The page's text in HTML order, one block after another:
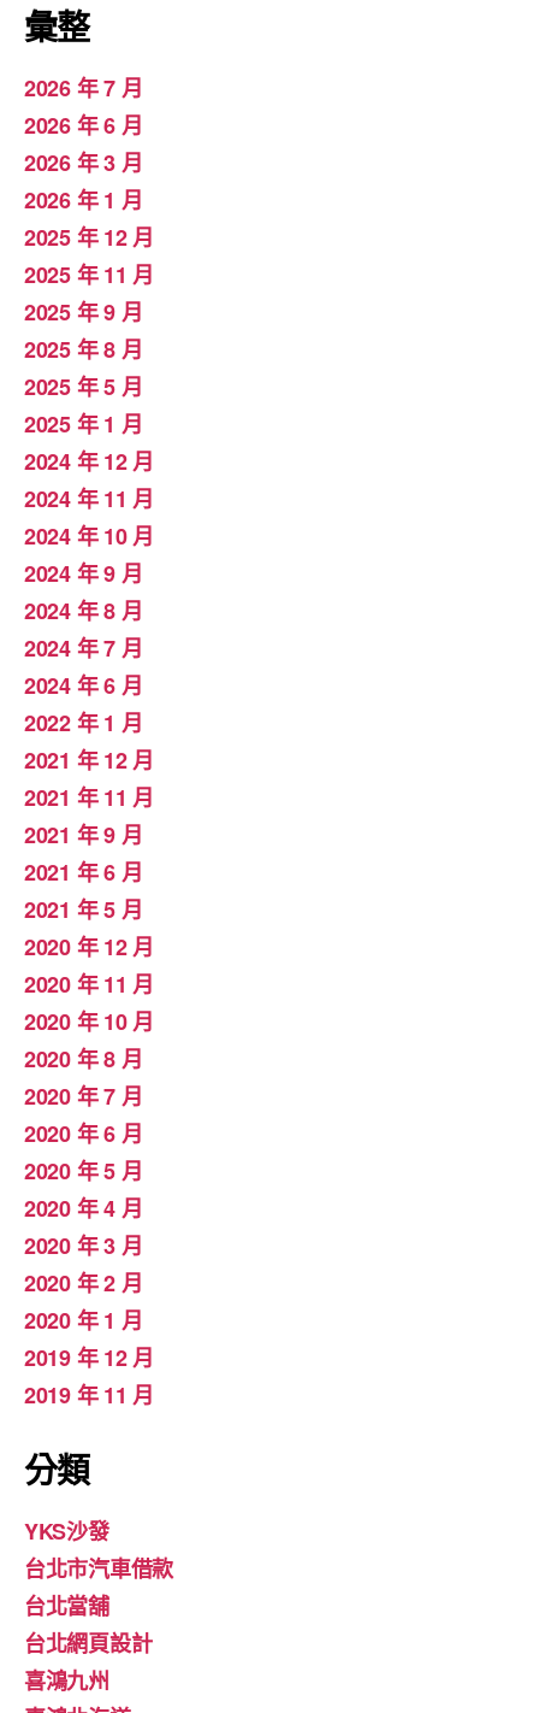
彙整
2026 年 7 月
2026 年 6 月
2026 年 3 月
2026 年 1 月
2025 年 12 月
2025 年 11 月
2025 年 9 月
2025 年 8 月
2025 年 5 月
2025 年 1 月
2024 年 12 月
2024 年 11 月
2024 年 10 月
2024 年 9 月
2024 年 8 月
2024 年 7 月
2024 年 6 月
2022 年 1 月
2021 年 12 月
2021 年 11 月
2021 年 9 月
2021 年 6 月
2021 年 5 月
2020 年 12 月
2020 年 11 月
2020 年 10 月
2020 年 8 月
2020 年 7 月
2020 年 6 月
2020 年 5 月
2020 年 4 月
2020 年 3 月
2020 年 2 月
2020 年 1 月
2019 年 12 月
2019 年 11 月
分類
YKS沙發
台北市汽車借款
台北當舖
台北網頁設計
喜鴻九州